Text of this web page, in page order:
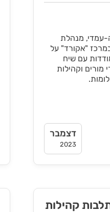
עמדי, מנהלת
"אקורד" על
עם שיח
וקהילות
דצמבר
2023
קהילות